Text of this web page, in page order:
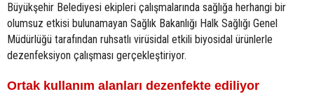
Büyükşehir Belediyesi ekipleri çalışmalarında sağlığa herhangi bir
olumsuz etkisi bulunamayan Sağlık Bakanlığı Halk Sağlığı Genel
Müdürlüğü tarafından ruhsatlı virüsidal etkili biyosidal ürünlerle
dezenfeksiyon çalışması gerçekleştiriyor.
Ortak kullanım alanları dezenfekte ediliyor